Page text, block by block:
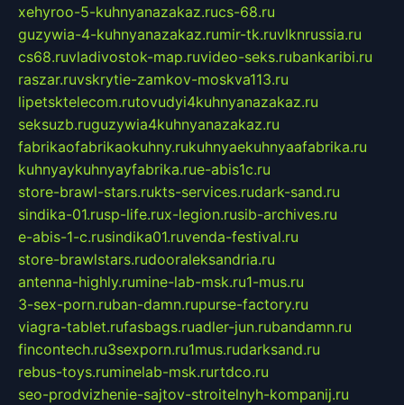
xehyroo-5-kuhnyanazakaz.rucs-68.ru
guzywia-4-kuhnyanazakaz.rumir-tk.ruvlknrussia.ru
cs68.ruvladivostok-map.ruvideo-seks.rubankaribi.ru
raszar.ruvskrytie-zamkov-moskva113.ru
lipetsktelecom.rutovudyi4kuhnyanazakaz.ru
seksuzb.ruguzywia4kuhnyanazakaz.ru
fabrikaofabrikaokuhny.rukuhnyaekuhnyaafabrika.ru
kuhnyaykuhnyayfabrika.rue-abis1c.ru
store-brawl-stars.rukts-services.rudark-sand.ru
sindika-01.rusp-life.rux-legion.rusib-archives.ru
e-abis-1-c.rusindika01.ruvenda-festival.ru
store-brawlstars.rudooraleksandria.ru
antenna-highly.rumine-lab-msk.ru1-mus.ru
3-sex-porn.ruban-damn.rupurse-factory.ru
viagra-tablet.rufasbags.ruadler-jun.rubandamn.ru
fincontech.ru3sexporn.ru1mus.rudarksand.ru
rebus-toys.ruminelab-msk.rurtdco.ru
seo-prodvizhenie-sajtov-stroitelnyh-kompanij.ru